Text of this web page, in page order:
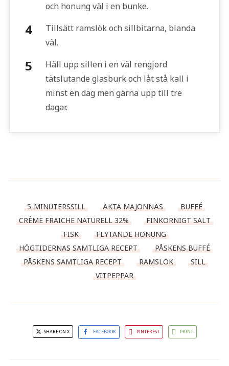
och honung väl i en bunke.
Tillsätt ramslök och sillbitarna, blanda
väl.
Häll upp sillen i en väl rengjord
tätslutande glasburk och låt stå kall i
minst en dag men gärna upp till tre
dagar.
5-MINUTERSSILL ÄKTA MAJONNÄS
BUFFÉ
CRÈME FRAICHE NATURELL 32%
FINKORNIGT SALT
FISK
FLYTANDE HONUNG
HÖGTIDERNAS SAMTLIGA RECEPT
PÅSKENS BUFFÉ
PÅSKENS SAMTLIGA RECEPT
RAMSLÖK
SILL
VITPEPPAR
SHARE ON X FACEBOOK PINTEREST PRINT